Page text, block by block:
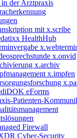
der Arztpraxis
mit x.scribe
HealthHub
x.onvid
x.archiv
x.impfen
eForms
Patienten-
Firewall
Cyber-Security